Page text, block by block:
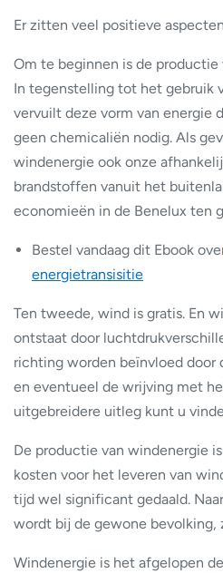
Er zitten veel positieve
Om te beginnen is de productie
In tegenstelling tot het gebruik
vervuilt deze vorm van energie
geen chemicaliën nodig. Als
windenergie ook onze
brandstoffen vanuit het
economieën in de Benelux ten
Bestel vandaag dit Ebook
energietransisitie
Ten tweede, wind is gratis. En
ontstaat door
richting worden beïnvloed door
en eventueel de wrijving met
uitgebreidere uitleg kunt u
De productie van windenergie
kosten voor het leveren van
tijd wel significant gedaald.
wordt bij de gewone bevolking,
Windenergie is het afgelopen